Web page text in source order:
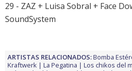
29 - ZAZ + Luisa Sobral + Face
SoundSystem
ARTISTAS RELACIONADOS:Bomba
Kraftwerk
La Pegatina Los chikos del